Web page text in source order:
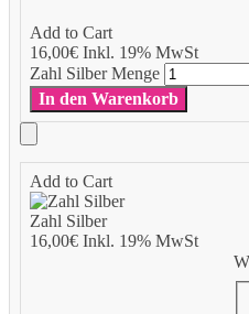
Add to Cart
16,00€Inkl. 19% MwSt
Zahl Silber Menge
In den Warenkorb
Add to Cart
Zahl Silber
16,00€Inkl. 19% MwSt